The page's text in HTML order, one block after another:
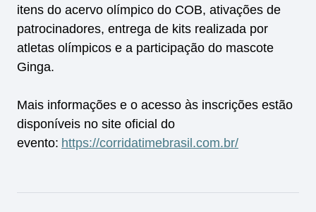
itens do acervo olímpico do COB, ativações de
patrocinadores, entrega de kits realizada por
atletas olímpicos e a participação do mascote
Ginga.
Mais informações e o acesso às inscrições estão
disponíveis no site oficial do
evento: https://corridatimebrasil.com.br/